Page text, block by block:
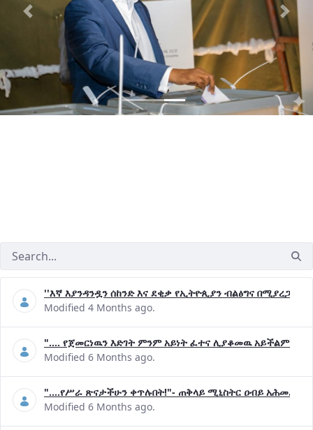
Previous Next
''እኛ እያንዳንዷን ሰከንድ እና ደቂቃ የኢትዮጲያን ብልፅግና
Modified 4 Months ago.
".... የጀመርነዉን እድገት ምንም አይነት ፈተና ሊያቆመዉ አይችልም"-
Modified 6 Months ago.
"....የሥራ ጽናታችሁን ቀጥሉበት!"- ጠቅላይ ሚኒስትር ዐብይ አሕመድ (ዶ/
Modified 6 Months ago.